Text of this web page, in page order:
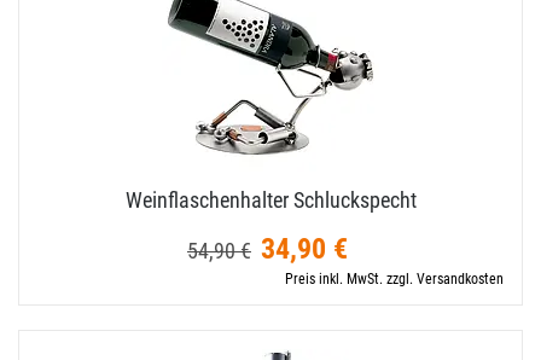
Weinflaschenhalter Schluckspecht
54,90 € 34,90 €
Preis inkl. MwSt. zzgl. Versandkosten